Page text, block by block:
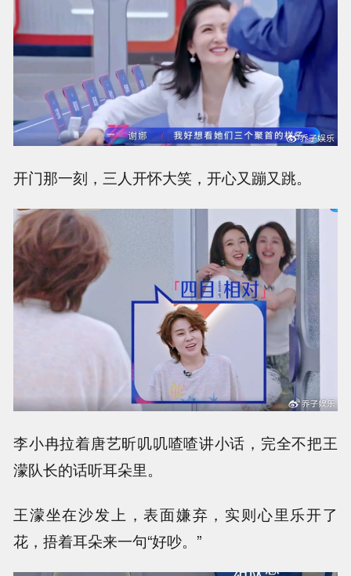
开门那一刻，三人开怀大笑，开心又蹦又跳。
李小冉拉着唐艺昕叽叽喳喳讲小话，完全不把王
濛队长的话听耳朵里。
王濛坐在沙发上，表面嫌弃，实则心里乐开了
花，捂着耳朵来一句“好吵。”